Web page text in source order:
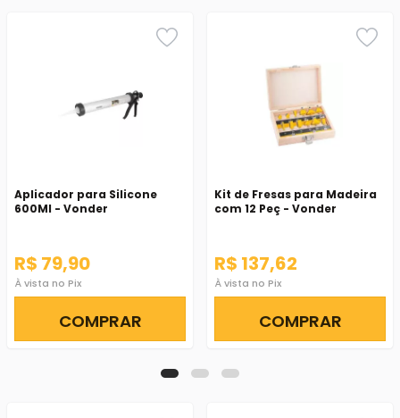
Aplicador para Silicone
600Ml - Vonder
R$ 79,90
À vista no Pix
COMPRAR
Kit de Fresas para Madeira
com 12 Peç - Vonder
R$ 137,62
À vista no Pix
COMPRAR